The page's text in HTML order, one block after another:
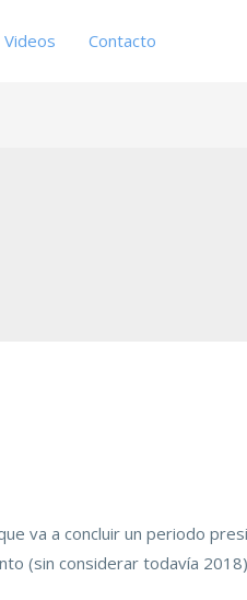
Videos Contacto
va a concluir un periodo
(sin considerar todavía